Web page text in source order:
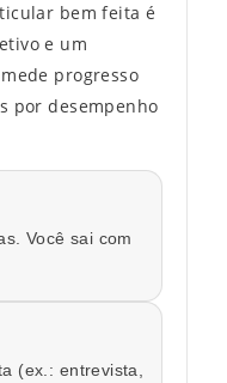
bem feita é
e um
progresso
por desempenho
Você sai com
(ex.: entrevista,